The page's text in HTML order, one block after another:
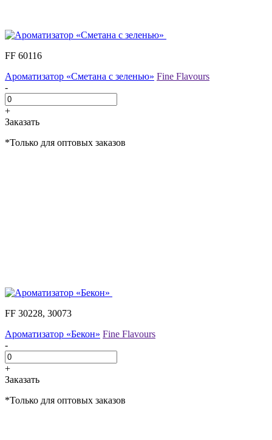
FF 60116
Ароматизатор «Сметана с зеленью» Fine Flavours
-
+
Заказать
*Только для оптовых заказов
FF 30228, 30073
Ароматизатор «Бекон» Fine Flavours
-
+
Заказать
*Только для оптовых заказов